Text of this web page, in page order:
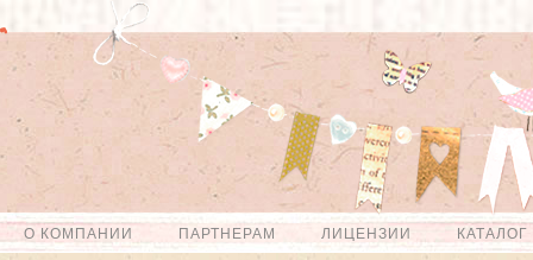
О КОМПАНИИ ПАРТНЕРАМ ЛИЦЕНЗИИ КАТАЛОГ